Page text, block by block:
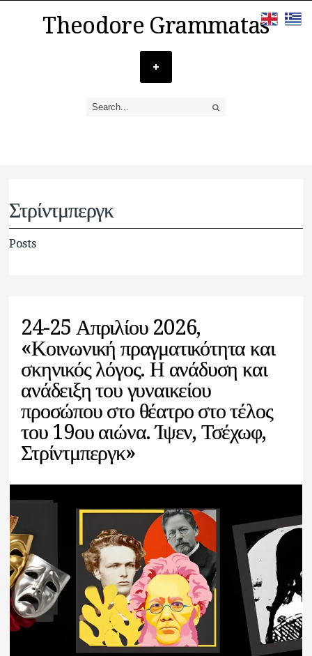
Theodore Grammatas
Στρίντμπεργκ
Posts
24-25 Απριλίου 2026,
«Κοινωνική πραγματικότητα και
σκηνικός λόγος. Η ανάδυση και
ανάδειξη του γυναικείου
προσώπου στο θέατρο στο τέλος
του 19ου αιώνα. Ίψεν, Τσέχωφ,
Στρίντμπεργκ»